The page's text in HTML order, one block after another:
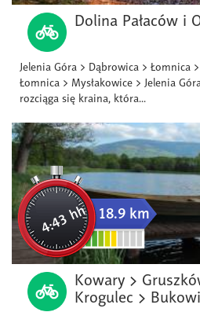
Dolina Pałaców i
Jelenia Góra > Dąbrowica > Łomnica
Łomnica > Mysłakowice > Jelenia
rozciąga się kraina, która...
4:43 hh 18.9 km
Kowary >
Krogulec >